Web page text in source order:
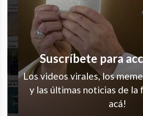
Ay ya me lo creí
Jajaja esas caritas
Gran momento
Suscríbete para
Los videos virales, los
y las últimas noticias de la
acá!